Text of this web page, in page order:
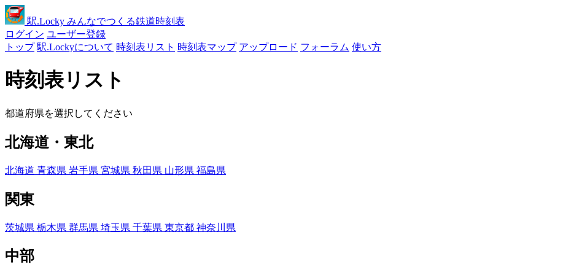
駅.Locky みんなでつくる鉄道時刻表
ログイン ユーザー登録
トップ 駅.Lockyについて 時刻表リスト 時刻表マップ アップロード フォーラム 使い方
時刻表リスト
都道府県を選択してください
北海道・東北
北海道 青森県 岩手県 宮城県 秋田県 山形県 福島県
関東
茨城県 栃木県 群馬県 埼玉県 千葉県 東京都 神奈川県
中部